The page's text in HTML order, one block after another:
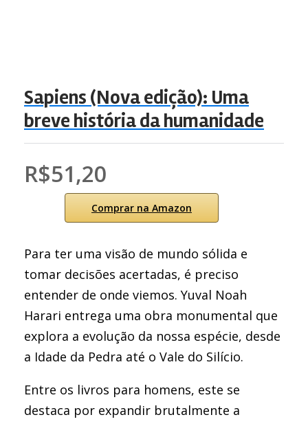
Sapiens (Nova edição): Uma
breve história da humanidade
R$51,20
Comprar na Amazon
Para ter uma visão de mundo sólida e
tomar decisões acertadas, é preciso
entender de onde viemos. Yuval Noah
Harari entrega uma obra monumental que
explora a evolução da nossa espécie, desde
a Idade da Pedra até o Vale do Silício.
Entre os livros para homens, este se
destaca por expandir brutalmente a